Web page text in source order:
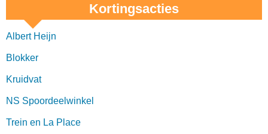
Kortingsacties
Albert Heijn
Blokker
Kruidvat
NS Spoordeelwinkel
Trein en La Place